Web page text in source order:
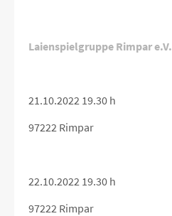
Laienspielgruppe Rimpar e.V.
21.10.2022 19.30 h
97222 Rimpar
22.10.2022 19.30 h
97222 Rimpar